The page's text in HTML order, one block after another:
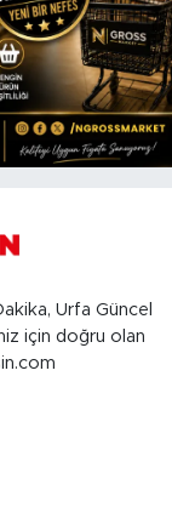
Urfa Güncel
için doğru olan